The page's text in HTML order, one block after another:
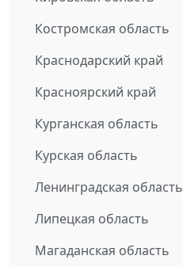
Костромская область
Краснодарский край
Красноярский край
Курганская область
Курская область
Ленинградская область
Липецкая область
Магаданская область